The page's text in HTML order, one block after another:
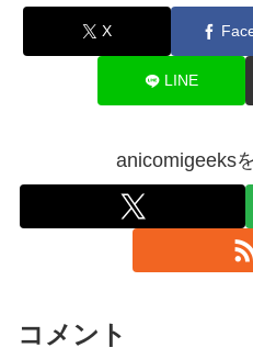
X
LINE
anicomigeeks
コメント